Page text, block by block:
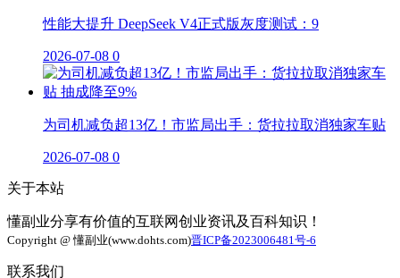
性能大提升 DeepSeek V4正式版灰度测试：9
2026-07-08 0
为司机减负超13亿！市监局出手：货拉拉取消独家车贴
2026-07-08 0
关于本站
懂副业分享有价值的互联网创业资讯及百科知识！
Copyright @ 懂副业(www.dohts.com)晋ICP备2023006481号-6
联系我们